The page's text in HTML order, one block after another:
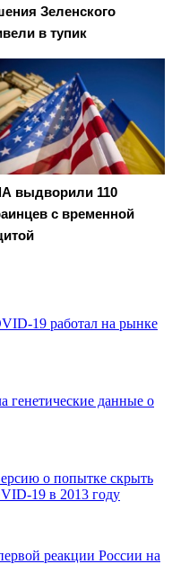
Зеленского
в тупик
выдворили 110
с временной
19 работал на рынке
данные о
о попытке скрыть
19 в 2013 году
реакции России на